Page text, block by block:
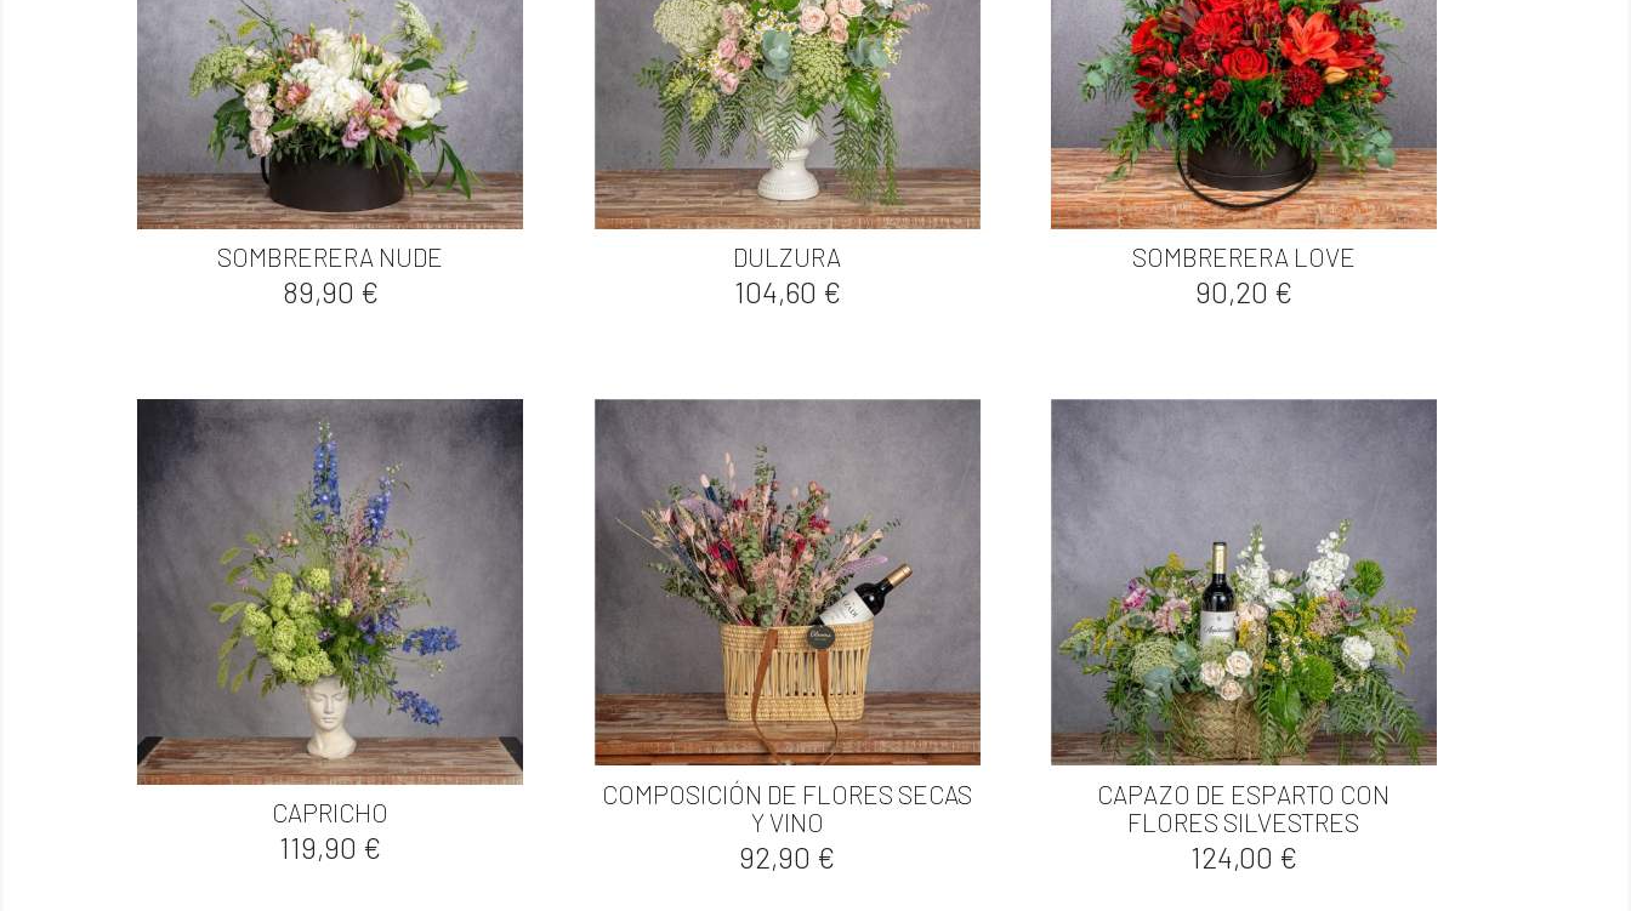
SOMBRERERA NUDE
Precio
89,90 €
Vista rápida DULZURA
Precio
104,60 €
 Vista rápida SOMBRERERA LOVE
Precio
90,20 €
Vista rápida
CAPRICHO
Precio
119,90 €
Vista rápida
COMPOSICIÓN DE FLORES SECAS
Y VINO
Precio
92,90 €
 Vista rápida
CAPAZO DE ESPARTO CON
FLORES SILVESTRES
Precio
124,00 €
Vista rápida